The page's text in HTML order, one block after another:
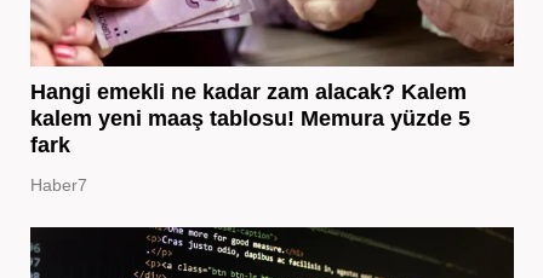
Hangi emekli ne kadar zam alacak? Kalem
kalem yeni maaş tablosu! Memura yüzde 5
fark
Haber7